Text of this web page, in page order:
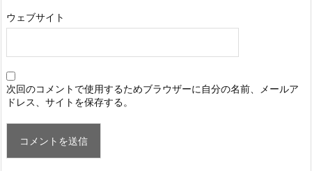
ウェブサイト
次回のコメントで使用するためブラウザーに自分の名前、メールア
ドレス、サイトを保存する。